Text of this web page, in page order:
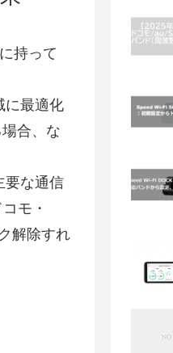
持って
に最適化
合、な
要な通信
モ・
解除すれ